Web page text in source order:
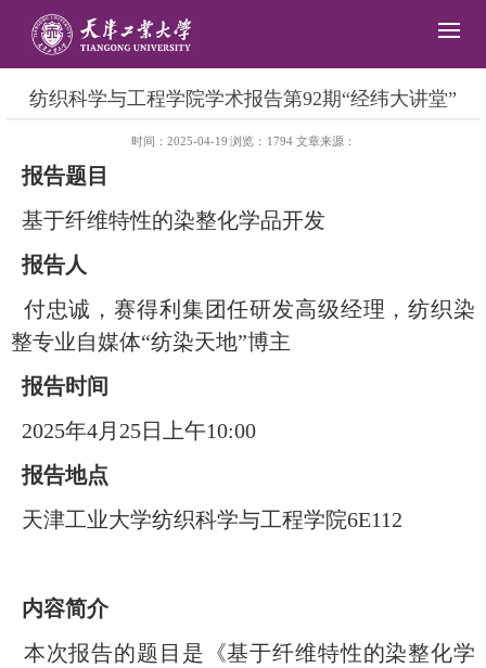
纺织科学与工程学院学术报告第92期“经纬大讲堂”
时间：2025-04-19 浏览： 1794 文章来源：
报告题目
基于纤维特性的染整化学品开发
报告人
付忠诚，赛得利集团任研发高级经理，纺织染
整专业自媒体“纺染天地”博主
报告时间
2025年4月25日上午10:00
报告地点
天津工业大学纺织科学与工程学院6E112
内容简介
本次报告的题目是《基于纤维特性的染整化学